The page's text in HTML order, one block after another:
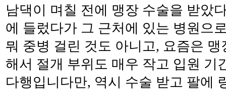
남댁이 며칠 전에 맹장 수술을 받았
에 들렀다가 그 근처에 있는 병원으
뭐 중병 걸린 것도 아니고, 요즘은
해서 절개 부위도 매우 작고 입원 기
다행입니다만, 역시 수술 받고 팔에